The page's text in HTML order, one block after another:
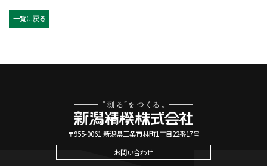
一覧に戻る
〒955-0061 新潟県三条市林町1丁目22番17号
お問い合わせ